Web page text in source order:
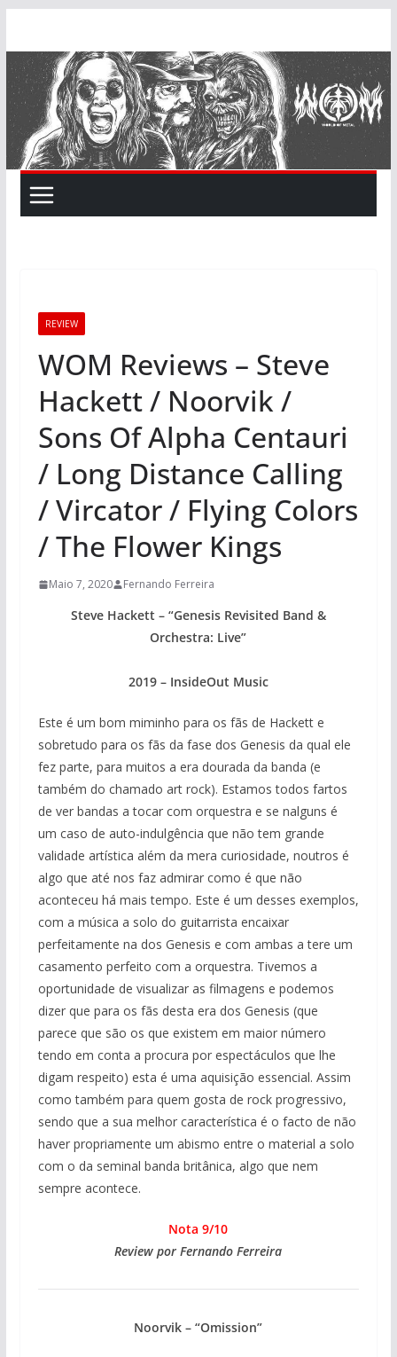
content
REVIEW
WOM Reviews – Steve
Hackett / Noorvik /
Sons Of Alpha Centauri
/ Long Distance Calling
/ Vircator / Flying Colors
/ The Flower Kings
Maio 7, 2020 Fernando Ferreira
Steve Hackett – “Genesis Revisited Band &
Orchestra: Live”
2019 – InsideOut Music
Este é um bom miminho para os fãs de Hackett e
sobretudo para os fãs da fase dos Genesis da qual ele
fez parte, para muitos a era dourada da banda (e
também do chamado art rock). Estamos todos fartos
de ver bandas a tocar com orquestra e se nalguns é
um caso de auto-indulgência que não tem grande
validade artística além da mera curiosidade, noutros é
algo que até nos faz admirar como é que não
aconteceu há mais tempo. Este é um desses exemplos,
com a música a solo do guitarrista encaixar
perfeitamente na dos Genesis e com ambas a tere um
casamento perfeito com a orquestra. Tivemos a
oportunidade de visualizar as filmagens e podemos
dizer que para os fãs desta era dos Genesis (que
parece que são os que existem em maior número
tendo em conta a procura por espectáculos que lhe
digam respeito) esta é uma aquisição essencial. Assim
como também para quem gosta de rock progressivo,
sendo que a sua melhor característica é o facto de não
haver propriamente um abismo entre o material a solo
com o da seminal banda britânica, algo que nem
sempre acontece.​
Nota 9/10
Review por Fernando Ferreira
Noorvik – “Omission”